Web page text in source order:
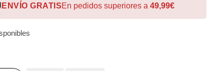
ENVÍO GRATISEn pedidos superiores a49,99€